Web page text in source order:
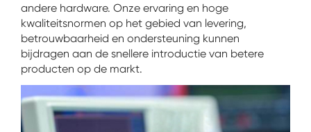
andere hardware. Onze ervaring en hoge
kwaliteitsnormen op het gebied van levering,
betrouwbaarheid en ondersteuning kunnen
bijdragen aan de snellere introductie van betere
producten op de markt.